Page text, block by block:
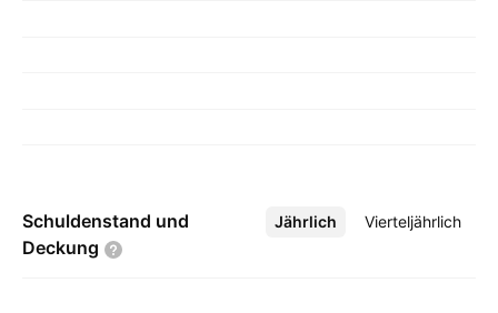
Schuldenstand und
Deckung
Jährlich Vierteljährlich
Mehr